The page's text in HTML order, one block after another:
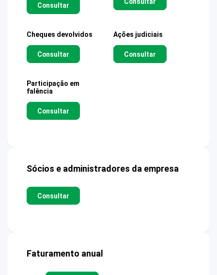
Consultar
Cheques devolvidos
Consultar
Ações judiciais
Consultar
Participação em
falência
Consultar
Sócios e administradores da empresa
Consultar
Faturamento anual